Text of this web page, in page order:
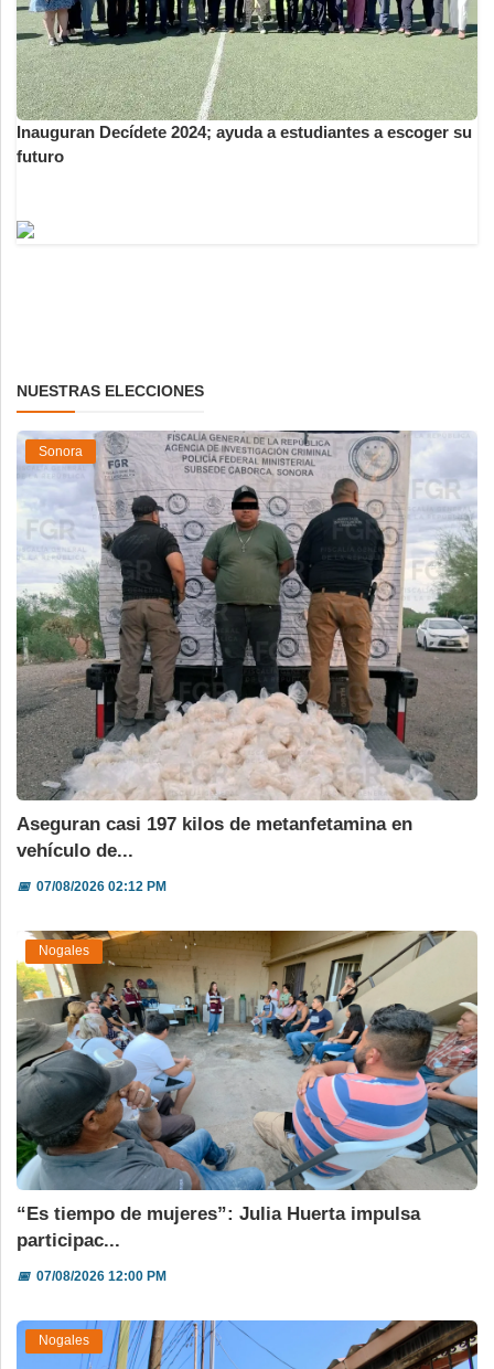
Inauguran Decídete 2024; ayuda a estudiantes a escoger su
futuro
NUESTRAS ELECCIONES
Sonora
Aseguran casi 197 kilos de metanfetamina en
vehículo de...
📅07/08/2026 02:12 PM
Nogales
“Es tiempo de mujeres”: Julia Huerta impulsa
participac...
📅07/08/2026 12:00 PM
Nogales